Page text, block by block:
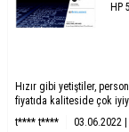
HP
Hızır gibi yetiştiler,
fiyatıda kaliteside çok
t**** t****
03.06.2022